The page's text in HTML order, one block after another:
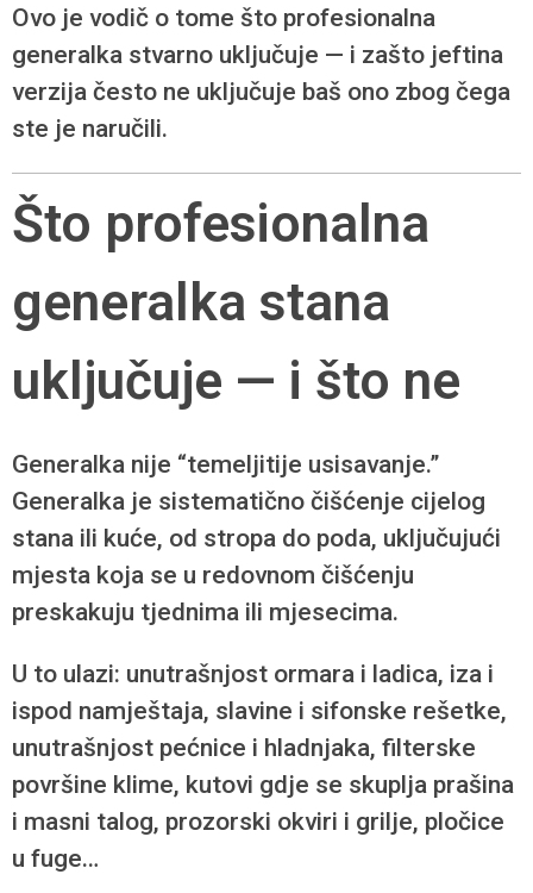
Ovo je vodič o tome što profesionalna
generalka stvarno uključuje — i zašto jeftina
verzija često ne uključuje baš ono zbog čega
ste je naručili.
Što profesionalna
generalka stana
uključuje — i što ne
Generalka nije “temeljitije usisavanje.”
Generalka je sistematično čišćenje cijelog
stana ili kuće, od stropa do poda, uključujući
mjesta koja se u redovnom čišćenju
preskakuju tjednima ili mjesecima.
U to ulazi: unutrašnjost ormara i ladica, iza i
ispod namještaja, slavine i sifonske rešetke,
unutrašnjost pećnice i hladnjaka, filterske
površine klime, kutovi gdje se skuplja prašina
i masni talog, prozorski okviri i grilje, pločice
u fuge…